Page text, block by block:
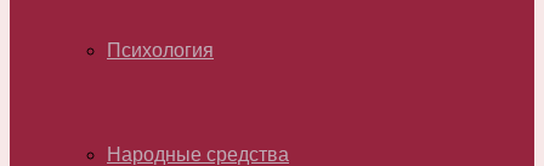
Психология
Народные средства